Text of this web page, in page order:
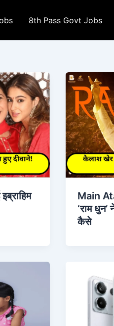
8th Pass Govt Jobs
Main
‘राम
कैसे